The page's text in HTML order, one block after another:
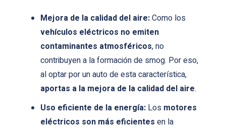
Mejora de la calidad del aire:Como los
vehículos eléctricos no emiten
contaminantes atmosféricos, no
contribuyen a la formación de smog. Por eso,
al optar por un auto de esta característica,
aportas a la mejora de la calidad del aire.
Uso eficiente de la energía: Los motores
eléctricos son más eficientes en la